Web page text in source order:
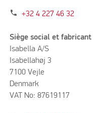
phone +32 4 227 46 32
Siège social et fabricant
Isabella A/S
Isabellahøj 3
7100 Vejle
Denmark
VAT No: 87619117